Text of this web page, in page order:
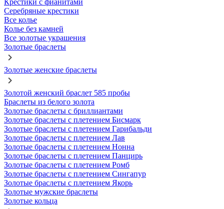
Крестики с фианитами
Серебряные крестики
Все колье
Колье без камней
Все золотые украшения
Золотые браслеты
Золотые женские браслеты
Золотой женский браслет 585 пробы
Браслеты из белого золота
Золотые браслеты с бриллиантами
Золотые браслеты с плетением Бисмарк
Золотые браслеты с плетением Гарибальди
Золотые браслеты с плетением Лав
Золотые браслеты с плетением Нонна
Золотые браслеты с плетением Панцирь
Золотые браслеты с плетением Ромб
Золотые браслеты с плетением Сингапур
Золотые браслеты с плетением Якорь
Золотые мужские браслеты
Золотые кольца